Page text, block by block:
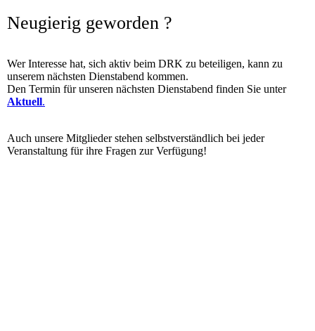
Neugierig geworden ?
Wer Interesse hat, sich aktiv beim DRK zu beteiligen, kann zu
unserem nächsten Dienstabend kommen.
Den Termin für unseren nächsten Dienstabend finden Sie unter
Aktuell.
Auch unsere Mitglieder stehen selbstverständlich bei jeder
Veranstaltung für ihre Fragen zur Verfügung!